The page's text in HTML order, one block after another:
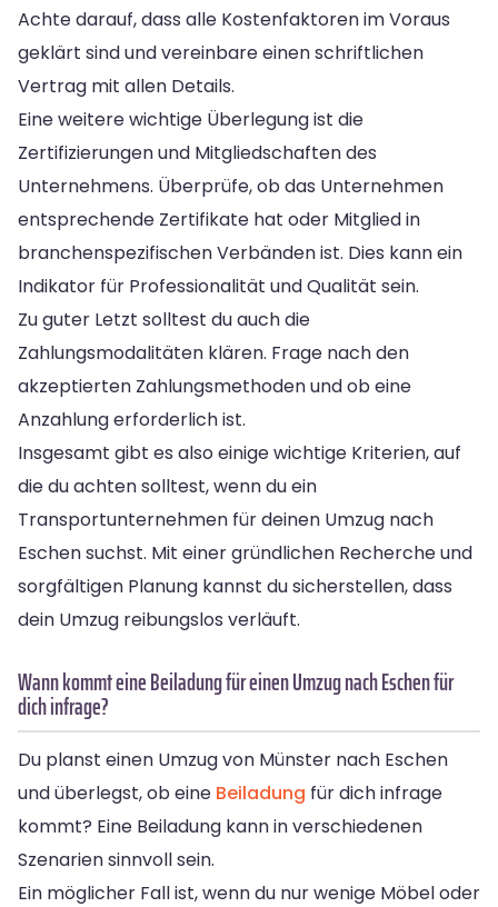
Achte darauf, dass alle Kostenfaktoren im Voraus
geklärt sind und vereinbare einen schriftlichen
Vertrag mit allen Details.
Eine weitere wichtige Überlegung ist die
Zertifizierungen und Mitgliedschaften des
Unternehmens. Überprüfe, ob das Unternehmen
entsprechende Zertifikate hat oder Mitglied in
branchenspezifischen Verbänden ist. Dies kann ein
Indikator für Professionalität und Qualität sein.
Zu guter Letzt solltest du auch die
Zahlungsmodalitäten klären. Frage nach den
akzeptierten Zahlungsmethoden und ob eine
Anzahlung erforderlich ist.
Insgesamt gibt es also einige wichtige Kriterien, auf
die du achten solltest, wenn du ein
Transportunternehmen für deinen Umzug nach
Eschen suchst. Mit einer gründlichen Recherche und
sorgfältigen Planung kannst du sicherstellen, dass
dein Umzug reibungslos verläuft.
Wann kommt eine Beiladung für einen Umzug nach Eschen für
dich infrage?
Du planst einen Umzug von Münster nach Eschen
und überlegst, ob eine Beiladung für dich infrage
kommt? Eine Beiladung kann in verschiedenen
Szenarien sinnvoll sein.
Ein möglicher Fall ist, wenn du nur wenige Möbel oder